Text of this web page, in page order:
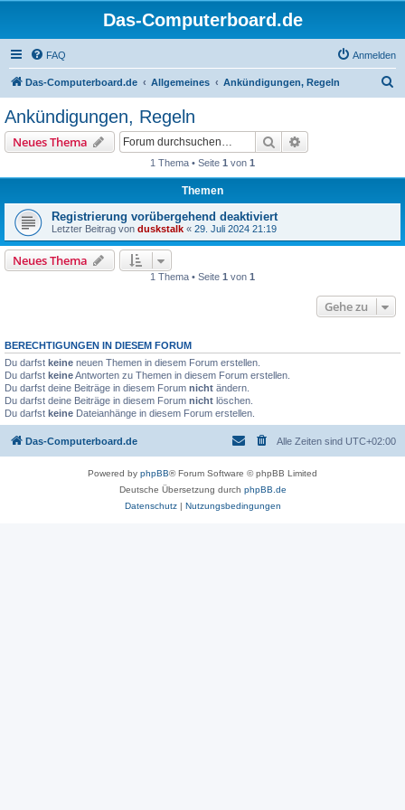
Das-Computerboard.de
FAQ Anmelden
Das-Computerboard.de Allgemeines Ankündigungen, Regeln
Ankündigungen, Regeln
Neues Thema Suche
1 Thema • Seite 1 von 1
Themen
Registrierung vorübergehend deaktiviert
Letzter Beitrag von duskstalk « 29. Juli 2024 21:19
Neues Thema
1 Thema • Seite 1 von 1
Gehe zu
BERECHTIGUNGEN IN DIESEM FORUM
Du darfst keine neuen Themen in diesem Forum erstellen.
Du darfst keineAntworten zu Themen in diesem Forum erstellen.
Du darfst deine Beiträge in diesem Forum nicht ändern.
Du darfst deine Beiträge in diesem Forum nicht löschen.
Du darfst keine Dateianhänge in diesem Forum erstellen.
Das-Computerboard.de Alle Zeiten sind UTC+02:00
Powered by phpBB® Forum Software © phpBB Limited
Deutsche Übersetzung durch phpBB.de
Datenschutz| Nutzungsbedingungen